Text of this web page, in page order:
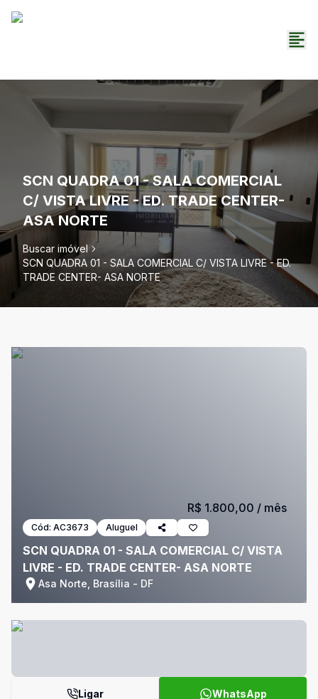
SCN QUADRA 01 - SALA COMERCIAL
C/ VISTA LIVRE - ED. TRADE CENTER-
ASA NORTE
Buscar imóvel
SCN QUADRA 01 - SALA COMERCIAL C/ VISTA LIVRE - ED.
TRADE CENTER- ASA NORTE
Cód: AC3673 Aluguel
SCN QUADRA 01 - SALA COMERCIAL C/ VISTA
LIVRE - ED. TRADE CENTER- ASA NORTE
Asa Norte, Brasília - DF
R$ 1.800,00 / mês
Ligar WhatsApp